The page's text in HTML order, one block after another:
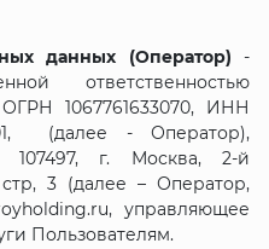
данных (Оператор) -
ответственностью
1067761633070, ИНН
(далее - Оператор),
107497, г. Москва, 2-й
3 (далее – Оператор,
управляющее
Пользователям.